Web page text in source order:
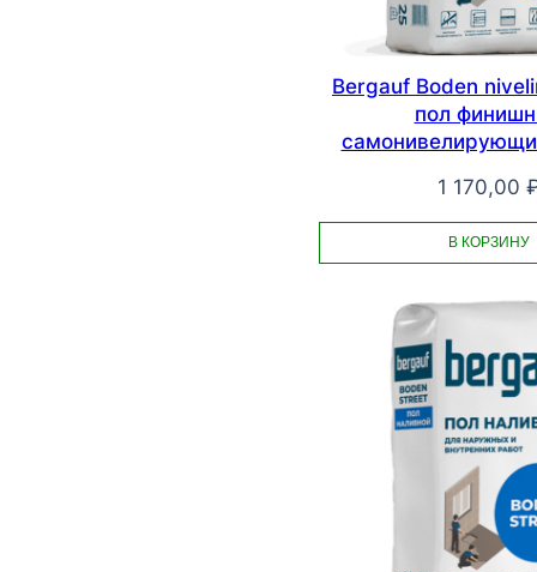
Bergauf Boden
пол
1 170,00
В КОРЗИНУ